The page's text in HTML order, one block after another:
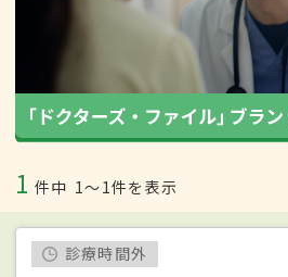
1 件中 1〜1件を表示
診療時間外